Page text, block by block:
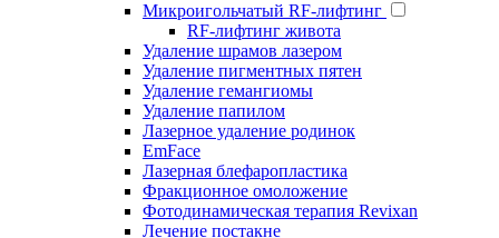
Микроигольчатый RF-лифтинг
RF-лифтинг живота
Удаление шрамов лазером
Удаление пигментных пятен
Удаление гемангиомы
Удаление папилом
Лазерное удаление родинок
EmFace
Лазерная блефаропластика
Фракционное омоложение
Фотодинамическая терапия Revixan
Лечение постакне